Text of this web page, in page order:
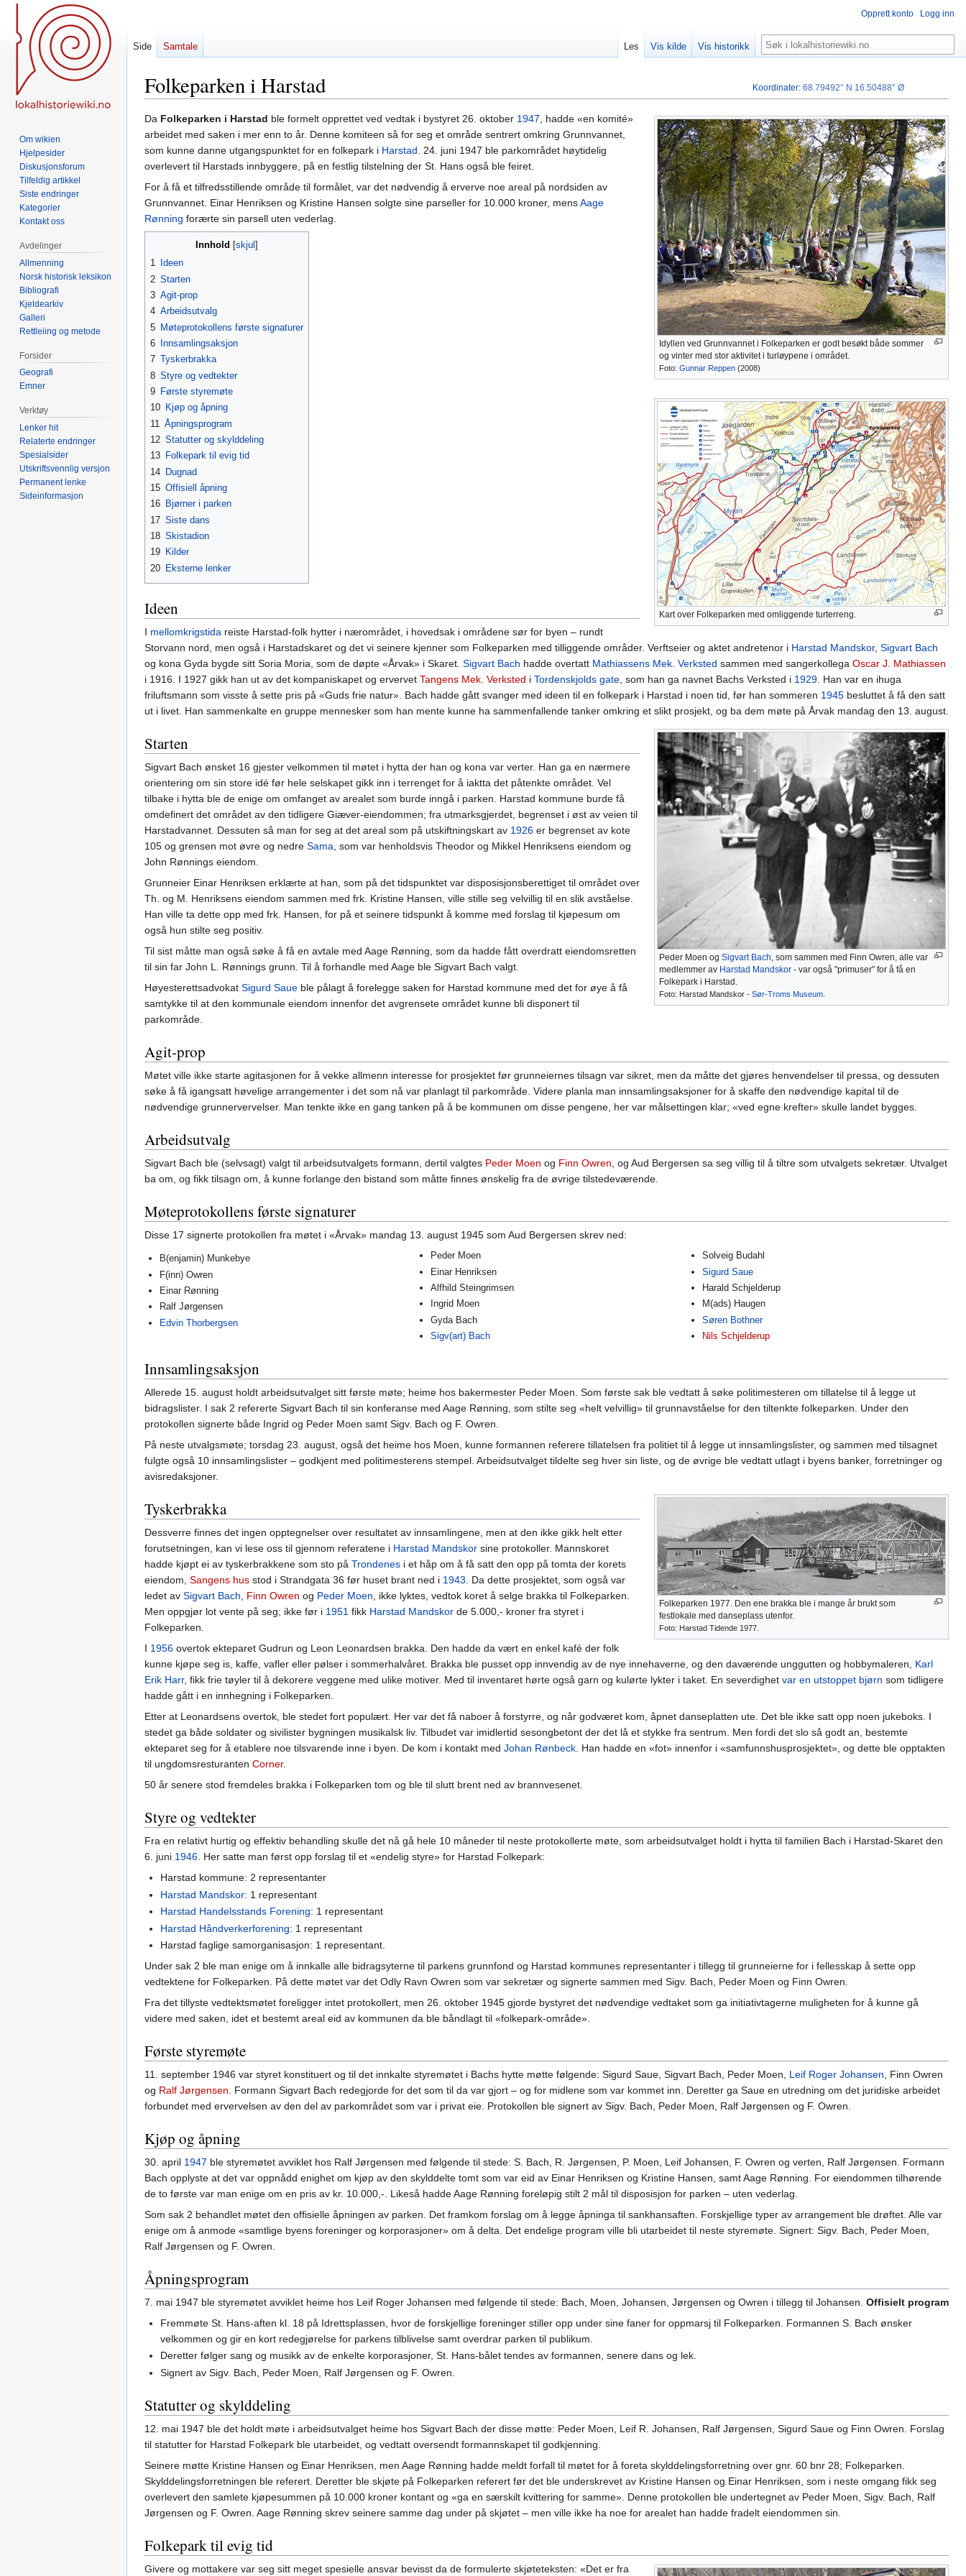
Folkeparken i Harstad
Hopp
til
navigering
Hopp
til
søk
Idyllen ved Grunnvannet i Folkeparken er godt besøkt både sommer
og vinter med stor aktivitet i turløypene i området.
Foto: Gunnar Reppen (2008)
Kart over Folkeparken med omliggende turterreng.
Da Folkeparken i Harstad ble formelt opprettet ved vedtak i bystyret 26. oktober 1947, hadde «en komité»
arbeidet med saken i mer enn to år. Denne komiteen så for seg et område sentrert omkring Grunnvannet,
som kunne danne utgangspunktet for en folkepark i Harstad. 24. juni 1947 ble parkområdet høytidelig
overlevert til Harstads innbyggere, på en festlig tilstelning der St. Hans også ble feiret.
For å få et tilfredsstillende område til formålet, var det nødvendig å erverve noe areal på nordsiden av
Grunnvannet. Einar Henriksen og Kristine Hansen solgte sine parseller for 10.000 kroner, mensAage
Rønning forærte sin parsell uten vederlag.
Innhold
1
Ideen
2 Starten
3 Agit-prop
4 Arbeidsutvalg
5 Møteprotokollens første signaturer
6
Innsamlingsaksjon
7 Tyskerbrakka
8 Styre og vedtekter
9 Første styremøte
10 Kjøp og åpning
11 Åpningsprogram
12 Statutter og skylddeling
13 Folkepark til evig tid
14 Dugnad
15 Offisiell åpning
16 Bjørner i parken
17 Siste dans
18 Skistadion
19 Kilder
20 Eksterne lenker
Ideen
I mellomkrigstida reiste Harstad-folk hytter i nærområdet, i hovedsak i områdene sør for byen – rundt
Storvann nord, men også i Harstadskaret og det vi seinere kjenner som Folkeparken med tilliggende områder. Verftseier og aktet andretenor i Harstad Mandskor, Sigvart Bach
og kona Gyda bygde sitt Soria Moria, som de døpte «Årvak» i Skaret. Sigvart Bach hadde overtatt Mathiassens Mek. Verksted sammen med sangerkollega Oscar J. Mathiassen
i 1916. I 1927 gikk han ut av det kompaniskapet og ervervet Tangens Mek. Verksted i Tordenskjolds gate, som han ga navnet Bachs Verksted i 1929. Han var en ihuga
friluftsmann som visste å sette pris på «Guds frie natur». Bach hadde gått svanger med ideen til en folkepark i Harstad i noen tid, før han sommeren 1945 besluttet å få den satt
ut i livet. Han sammenkalte en gruppe mennesker som han mente kunne ha sammenfallende tanker omkring et slikt prosjekt, og ba dem møte på Årvak mandag den 13. august.
Peder Moen og Sigvart Bach, som sammen med Finn Owren, alle var
medlemmer av Harstad Mandskor - var også "primuser" for å få en
Folkepark i Harstad.
Foto: Harstad Mandskor - Sør-Troms Museum.
Starten
Sigvart Bach ønsket 16 gjester velkommen til møtet i hytta der han og kona var verter. Han ga en nærmere
orientering om sin store idé før hele selskapet gikk inn i terrenget for å iaktta det påtenkte området. Vel
tilbake i hytta ble de enige om omfanget av arealet som burde inngå i parken. Harstad kommune burde få
omdefinert det området av den tidligere Giæver-eiendommen; fra utmarksgjerdet, begrenset i øst av veien til
Harstadvannet. Dessuten så man for seg at det areal som på utskiftningskart av 1926 er begrenset av kote
105 og grensen mot øvre og nedre Sama, som var henholdsvis Theodor og Mikkel Henriksens eiendom og
John Rønnings eiendom.
Grunneier Einar Henriksen erklærte at han, som på det tidspunktet var disposisjonsberettiget til området over
Th. og M. Henriksens eiendom sammen med frk. Kristine Hansen, ville stille seg velvillig til en slik avståelse.
Han ville ta dette opp med frk. Hansen, for på et seinere tidspunkt å komme med forslag til kjøpesum om
også hun stilte seg positiv.
Til sist måtte man også søke å få en avtale med Aage Rønning, som da hadde fått overdratt eiendomsretten
til sin far John L. Rønnings grunn. Til å forhandle med Aage ble Sigvart Bach valgt.
Høyesterettsadvokat Sigurd Saue ble pålagt å forelegge saken for Harstad kommune med det for øye å få
samtykke til at den kommunale eiendom innenfor det avgrensete området kunne bli disponert til
parkområde.
Agit-prop
Møtet ville ikke starte agitasjonen for å vekke allmenn interesse for prosjektet før grunneiernes tilsagn var sikret, men da måtte det gjøres henvendelser til pressa, og dessuten
søke å få igangsatt høvelige arrangementer i det som nå var planlagt til parkområde. Videre planla man innsamlingsaksjoner for å skaffe den nødvendige kapital til de
nødvendige grunnervervelser. Man tenkte ikke en gang tanken på å be kommunen om disse pengene, her var målsettingen klar; «ved egne krefter» skulle landet bygges.
Arbeidsutvalg
Sigvart Bach ble (selvsagt) valgt til arbeidsutvalgets formann, dertil valgtes Peder Moen og Finn Owren, og Aud Bergersen sa seg villig til å tiltre som utvalgets sekretær. Utvalget
ba om, og fikk tilsagn om, å kunne forlange den bistand som måtte finnes ønskelig fra de øvrige tilstedeværende.
Møteprotokollens første signaturer
Disse 17 signerte protokollen fra møtet i «Årvak» mandag 13. august 1945 som Aud Bergersen skrev ned:
B(enjamin) Munkebye
F(inn) Owren
Einar Rønning
Ralf Jørgensen
Edvin Thorbergsen
Peder Moen
Einar Henriksen
Alfhild Steingrimsen
Ingrid Moen
Gyda Bach
Sigv(art) Bach
Solveig Budahl
Sigurd Saue
Harald Schjelderup
M(ads) Haugen
Søren Bothner
Nils Schjelderup
Innsamlingsaksjon
Allerede 15. august holdt arbeidsutvalget sitt første møte; heime hos bakermester Peder Moen. Som første sak ble vedtatt å søke politimesteren om tillatelse til å legge ut
bidragslister. I sak 2 refererte Sigvart Bach til sin konferanse med Aage Rønning, som stilte seg «helt velvillig» til grunnavståelse for den tiltenkte folkeparken. Under den
protokollen signerte både Ingrid og Peder Moen samt Sigv. Bach og F. Owren.
På neste utvalgsmøte; torsdag 23. august, også det heime hos Moen, kunne formannen referere tillatelsen fra politiet til å legge ut innsamlingslister, og sammen med tilsagnet
fulgte også 10 innsamlingslister – godkjent med politimesterens stempel. Arbeidsutvalget tildelte seg hver sin liste, og de øvrige ble vedtatt utlagt i byens banker, forretninger og
avisredaksjoner.
Folkeparken 1977. Den ene brakka ble i mange år brukt som
festlokale med danseplass utenfor.
Foto: Harstad Tidende 1977.
Tyskerbrakka
Dessverre finnes det ingen opptegnelser over resultatet av innsamlingene, men at den ikke gikk helt etter
forutsetningen, kan vi lese oss til gjennom referatene i Harstad Mandskor sine protokoller. Mannskoret
hadde kjøpt ei av tyskerbrakkene som sto på Trondenes i et håp om å få satt den opp på tomta der korets
eiendom, Sangens hus stod i Strandgata 36 før huset brant ned i 1943. Da dette prosjektet, som også var
ledet av Sigvart Bach, Finn Owren og Peder Moen, ikke lyktes, vedtok koret å selge brakka til Folkeparken.
Men oppgjør lot vente på seg; ikke før i 1951 fikk Harstad Mandskor de 5.000,- kroner fra styret i
Folkeparken.
I 1956 overtok ekteparet Gudrun og Leon Leonardsen brakka. Den hadde da vært en enkel kafé der folk
kunne kjøpe seg is, kaffe, vafler eller pølser i sommerhalvåret. Brakka ble pusset opp innvendig av de nye innehaverne, og den daværende unggutten og hobbymaleren, Karl
Erik Harr, fikk frie tøyler til å dekorere veggene med ulike motiver. Med til inventaret hørte også garn og kulørte lykter i taket. En severdighet var en utstoppet bjørn som tidligere
hadde gått i en innhegning i Folkeparken.
Etter at Leonardsens overtok, ble stedet fort populært. Her var det få naboer å forstyrre, og når godværet kom, åpnet danseplatten ute. Det ble ikke satt opp noen jukeboks. I
stedet ga både soldater og sivilister bygningen musikalsk liv. Tilbudet var imidlertid sesongbetont der det lå et stykke fra sentrum. Men fordi det slo så godt an, bestemte
ekteparet seg for å etablere noe tilsvarende inne i byen. De kom i kontakt med Johan Rønbeck. Han hadde en «fot» innenfor i «samfunnshusprosjektet», og dette ble opptakten
til ungdomsresturanten Corner.
50 år senere stod fremdeles brakka i Folkeparken tom og ble til slutt brent ned av brannvesenet.
Styre og vedtekter
Fra en relativt hurtig og effektiv behandling skulle det nå gå hele 10 måneder til neste protokollerte møte, som arbeidsutvalget holdt i hytta til familien Bach i Harstad-Skaret den
6. juni 1946. Her satte man først opp forslag til et «endelig styre» for Harstad Folkepark:
Harstad kommune: 2 representanter
Harstad Mandskor: 1 representant
Harstad Handelsstands Forening: 1 representant
Harstad Håndverkerforening: 1 representant
Harstad faglige samorganisasjon: 1 representant.
Under sak 2 ble man enige om å innkalle alle bidragsyterne til parkens grunnfond og Harstad kommunes representanter i tillegg til grunneierne for i fellesskap å sette opp
vedtektene for Folkeparken. På dette møtet var det Odly Ravn Owren som var sekretær og signerte sammen med Sigv. Bach, Peder Moen og Finn Owren.
Fra det tillyste vedtektsmøtet foreligger intet protokollert, men 26. oktober 1945 gjorde bystyret det nødvendige vedtaket som ga initiativtagerne muligheten for å kunne gå
videre med saken, idet et bestemt areal eid av kommunen da ble båndlagt til «folkepark-område».
Første styremøte
11. september 1946 var styret konstituert og til det innkalte styremøtet i Bachs hytte møtte følgende: Sigurd Saue, Sigvart Bach, Peder Moen, Leif Roger Johansen , Finn Owren
og Ralf Jørgensen . Formann Sigvart Bach redegjorde for det som til da var gjort – og for midlene som var kommet inn. Deretter ga Saue en utredning om det juridiske arbeidet
forbundet med ervervelsen av den del av parkområdet som var i privat eie. Protokollen ble signert av Sigv. Bach, Peder Moen, Ralf Jørgensen og F. Owren.
Kjøp og åpning
30. april 1947 ble styremøtet avviklet hos Ralf Jørgensen med følgende til stede: S. Bach, R. Jørgensen, P. Moen, Leif Johansen, F. Owren og verten, Ralf Jørgensen. Formann
Bach opplyste at det var oppnådd enighet om kjøp av den skylddelte tomt som var eid av Einar Henriksen og Kristine Hansen, samt Aage Rønning. For eiendommen tilhørende
de to første var man enige om en pris av kr. 10.000,-. Likeså hadde Aage Rønning foreløpig stilt 2 mål til disposisjon for parken – uten vederlag.
Som sak 2 behandlet møtet den offisielle åpningen av parken. Det framkom forslag om å legge åpninga til sankhansaften. Forskjellige typer av arrangement ble drøftet. Alle var
enige om å anmode «samtlige byens foreninger og korporasjoner» om å delta. Det endelige program ville bli utarbeidet til neste styremøte. Signert: Sigv. Bach, Peder Moen,
Ralf Jørgensen og F. Owren.
Åpningsprogram
7. mai 1947 ble styremøtet avviklet heime hos Leif Roger Johansen med følgende til stede: Bach, Moen, Johansen, Jørgensen og Owren i tillegg til Johansen. Offisielt program
Fremmøte St. Hans-aften kl. 18 på Idrettsplassen, hvor de forskjellige foreninger stiller opp under sine faner for oppmarsj til Folkeparken. Formannen S. Bach ønsker
velkommen og gir en kort redegjørelse for parkens tilblivelse samt overdrar parken til publikum.
Deretter følger sang og musikk av de enkelte korporasjoner, St. Hans-bålet tendes av formannen, senere dans og lek.
Signert av Sigv. Bach, Peder Moen, Ralf Jørgensen og F. Owren.
Statutter og skylddeling
12. mai 1947 ble det holdt møte i arbeidsutvalget heime hos Sigvart Bach der disse møtte: Peder Moen, Leif R. Johansen, Ralf Jørgensen, Sigurd Saue og Finn Owren. Forslag
til statutter for Harstad Folkepark ble utarbeidet, og vedtatt oversendt formannskapet til godkjenning.
Seinere møtte Kristine Hansen og Einar Henriksen, men Aage Rønning hadde meldt forfall til møtet for å foreta skylddelingsforretning over gnr. 60 bnr 28; Folkeparken.
Skylddelingsforretningen ble referert. Deretter ble skjøte på Folkeparken referert før det ble underskrevet av Kristine Hansen og Einar Henriksen, som i neste omgang fikk seg
overlevert den samlete kjøpesummen på 10.000 kroner kontant og «ga en særskilt kvittering for samme». Denne protokollen ble undertegnet av Peder Moen, Sigv. Bach, Ralf
Jørgensen og F. Owren. Aage Rønning skrev seinere samme dag under på skjøtet – men ville ikke ha noe for arealet han hadde fradelt eiendommen sin.
Folkepark til evig tid
Givere og mottakere var seg sitt meget spesielle ansvar bevisst da de formulerte skjøteteksten: «Det er fra
Koordinater:68.79492° N 16.50488° Ø
Opprett konto Logg inn
Side Samtale Les Vis kilde Vis historikk Søk
Om wikien
Hjelpesider
Diskusjonsforum
Tilfeldig artikkel
Siste endringer
Kategorier
Kontakt oss
Avdelinger
Allmenning
Norsk historisk leksikon
Bibliografi
Kjeldearkiv
Galleri
Rettleiing og metode
Forsider
Geografi
Emner
Verktøy
Lenker hit
Relaterte endringer
Spesialsider
Utskriftsvennlig versjon
Permanent lenke
Sideinformasjon